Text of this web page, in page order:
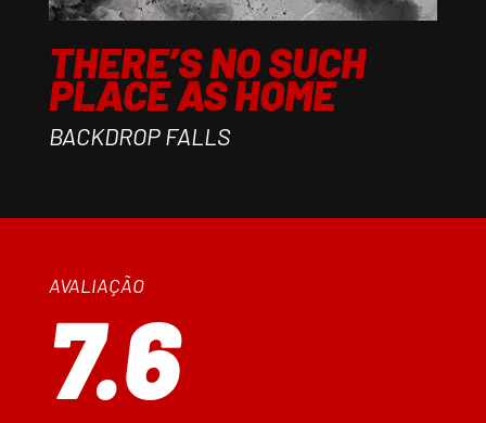
THERE’S NO SUCH
PLACE AS HOME
BACKDROP FALLS
AVALIAÇÃO
7.6